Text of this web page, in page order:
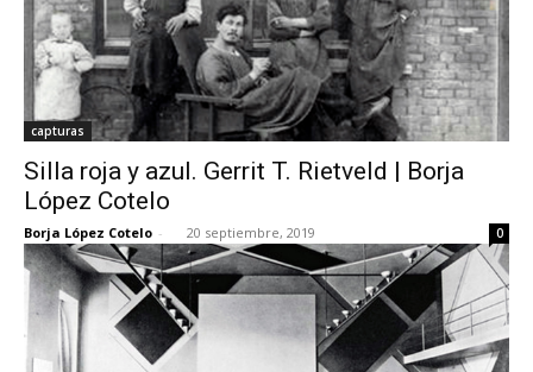
capturas
Silla roja y azul. Gerrit T. Rietveld | Borja
López Cotelo
Borja López Cotelo - 20 septiembre, 2019 0